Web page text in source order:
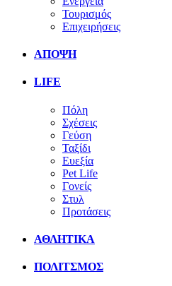
Τουρισμός
Επιχειρήσεις
ΑΠΟΨΗ
LIFE
Πόλη
Σχέσεις
Γεύση
Ταξίδι
Ευεξία
Pet Life
Γονείς
Στυλ
Προτάσεις
ΑΘΛΗΤΙΚΑ
ΠΟΛΙΤΣΜΟΣ